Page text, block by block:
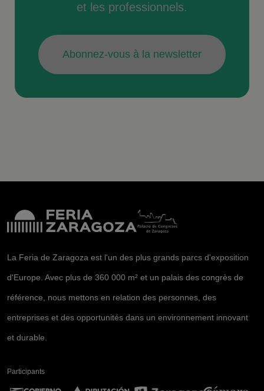
et les professionnels.
Abonnez-vous à la newsletter
La Feria de Zaragoza est l'un des plus grands parcs d'exposition
d'Europe. Avec plus de 360 000 m² et un palais des congrès de
référence, nous mettons en relation des personnes, des
entreprises et des opportunités dans un environnement innovant
et durable.
Participants